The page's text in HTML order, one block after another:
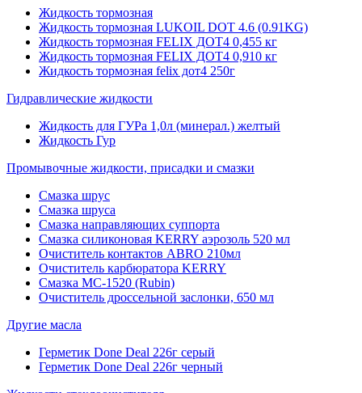
Жидкость тормозная
Жидкость тормозная LUKOIL DOT 4.6 (0.91KG)
Жидкость тормозная FELIX ДОТ4 0,455 кг
Жидкость тормозная FELIX ДОТ4 0,910 кг
Жидкость тормозная felix дот4 250г
Гидравлические жидкости
Жидкость для ГУРа 1,0л (минерал.) желтый
Жидкость Гур
Промывочные жидкости, присадки и смазки
Смазка шрус
Смазка шруса
Смазка направляющих суппорта
Смазка силиконовая KERRY аэрозоль 520 мл
Очиститель контактов ABRO 210мл
Очиститель карбюратора KERRY
Смазка МС-1520 (Rubin)
Очиститель дроссельной заслонки, 650 мл
Другие масла
Герметик Done Deal 226г серый
Герметик Done Deal 226г черный